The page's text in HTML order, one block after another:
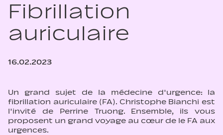
Fibrillation
auriculaire
16.02.2023
Un grand sujet de la médecine d'urgence: la
fibrillation auriculaire (FA). Christophe Bianchi est
l'invité de Perrine Truong. Ensemble, ils vous
proposent un grand voyage au cœur de le FA aux
urgences.